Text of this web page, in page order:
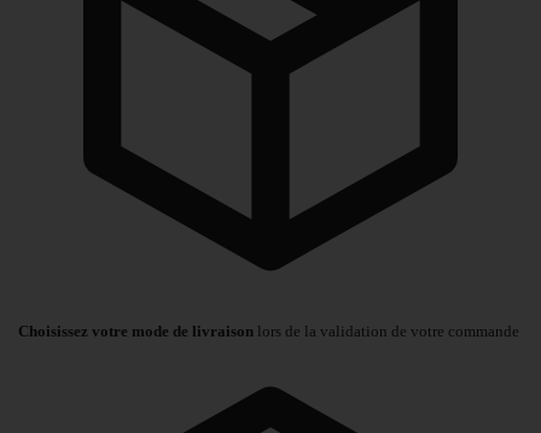
Choisissez votre mode de livraison lors de la validation de votre commande